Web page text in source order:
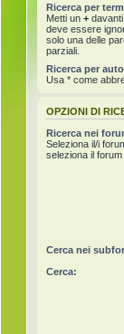
Ricerca per
Metti un +
deve essere
solo una delle
parziali.
Ricerca per
Usa * come
OPZIONI DI
Ricerca nei
Seleziona il/i
seleziona il
Cerca nei
Cerca: